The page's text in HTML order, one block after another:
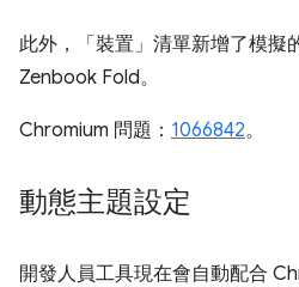
此外，「裝置」 清單新增了模擬
Zenbook Fold。
Chromium 問題： 1066842。
動態主題設定
開發人員工具現在會自動配合